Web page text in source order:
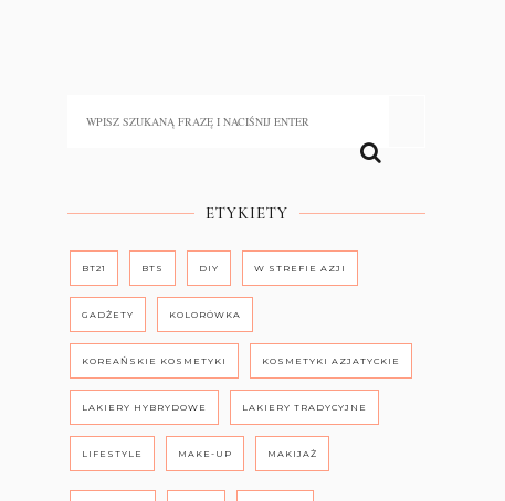
ETYKIETY
BT21 BTS DIY W STREFIE AZJI
GADŻETY KOLORÓWKA
KOREAŃSKIE KOSMETYKI KOSMETYKI AZJATYCKIE
LAKIERY HYBRYDOWE LAKIERY TRADYCYJNE
LIFESTYLE MAKE-UP MAKIJAŻ